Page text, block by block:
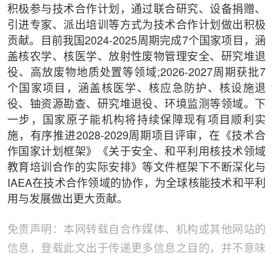
积极参与技术合作计划，通过联合研究、设备捐赠、
引进专家、派出培训等方式为技术合作计划做出积极
贡献。目前我国2024-2025周期完成7个国家项目，涵
盖核农学、核医学、放射性废物管理安全、研究堆退
役、高放废物地质处置等领域;2026-2027周期获批7
个国家项目，涵盖核医学、核应急防护、核设施退
役、铀资源勘查、研究堆退役、环境监测等领域。下
一步，国家原子能机构将持续保障现有项目顺利实
施，有序推进2028-2029周期项目评审，在《技术合
作国家计划框架》《关于安全、和平利用核技术领域
教育培训合作的实际安排》等文件框架下不断深化与
IAEA在技术合作领域的协作，为全球核能技术和平利
用与发展做出更大贡献。
免责声明：本网转载自合作媒体、机构或其他网站的
信息，登载此文出于传递更多信息之目的，并不意味